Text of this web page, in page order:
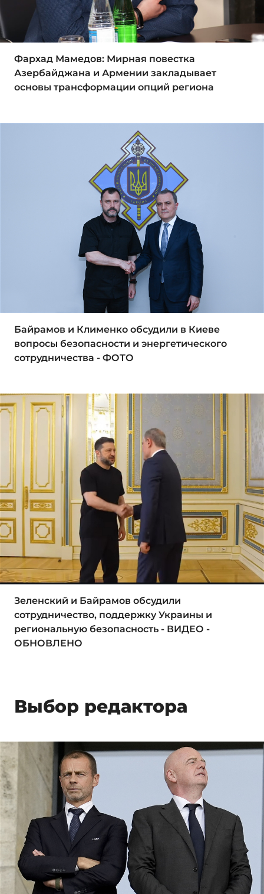
Фархад Мамедов: Мирная повестка
Азербайджана и Армении закладывает
основы трансформации опций региона
Байрамов и Клименко обсудили в Киеве
вопросы безопасности и энергетического
сотрудничества - ФОТО
Зеленский и Байрамов обсудили
сотрудничество, поддержку Украины и
региональную безопасность - ВИДЕО -
ОБНОВЛЕНО
Выбор редактора